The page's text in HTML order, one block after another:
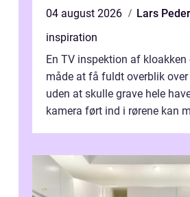
04 august 2026
Lars
inspiration
En TV inspektion af kloakken
måde at få fuldt overblik
uden at skulle grave hele
kamera ført ind i rørene kan